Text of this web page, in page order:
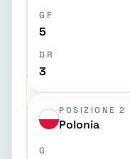
GF
5
DR
3
POSIZIONE 2
Polonia
G